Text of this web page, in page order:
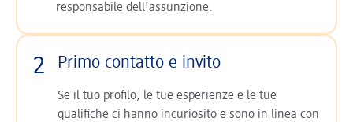
responsabile dell'assunzione.
2 Primo contatto e invito
Se il tuo profilo, le tue esperienze e le tue
qualifiche ci hanno incuriosito e sono in linea con